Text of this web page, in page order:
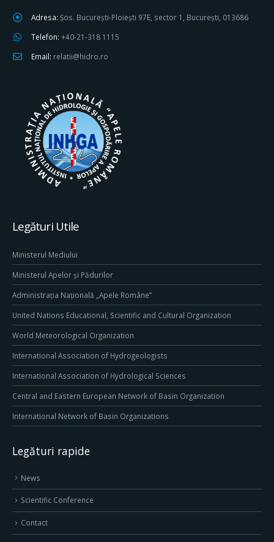
Adresa: Șos. București-Ploiești 97E, sector 1, București, 013686
Telefon: +40-21-318 1115
Email: relatii@hidro.ro
Legături Utile
Ministerul Mediului
Ministerul Apelor și Pădurilor
Administrația Națională „Apele Române”
United Nations Educational, Scientific and Cultural Organization
World Meteorological Organization
International Association of Hydrogeologists
International Association of Hydrological Sciences
Central and Eastern European Network of Basin Organization
International Network of Basin Organizations
Legături rapide
News
Scientific Conference
Contact